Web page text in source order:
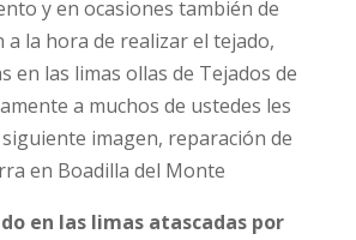
y en ocasiones también de
a la hora de realizar el tejado,
en las limas ollas de Tejados de
a muchos de ustedes les
imagen, reparación de
en Boadilla del Monte
en las limas atascadas por